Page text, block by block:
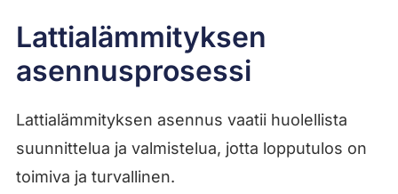
Lattialämmityksen
asennusprosessi
Lattialämmityksen asennus vaatii huolellista
suunnittelua ja valmistelua, jotta lopputulos on
toimiva ja turvallinen.